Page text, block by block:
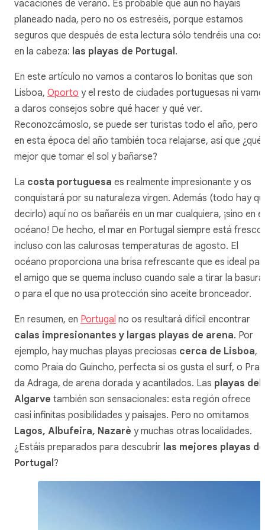
vacaciones de verano. Es probable que aún no hayáis
planeado nada, pero no os estreséis, porque estamos
seguros que después de esta lectura sólo tendréis una
en la cabeza: las playas de Portugal .
En este artículo no vamos a contaros lo bonitas que son
Lisboa, Oporto y el resto de ciudades portuguesas ni
a daros consejos sobre qué hacer y qué ver.
Reconozcámoslo, se puede ser turistas todo el año, pero
en esta época del año también toca relajarse, así que ¿qué
mejor que tomar el sol y bañarse?
La costa portuguesa es realmente impresionante y os
conquistará por su naturaleza virgen. Además (todo hay
decirlo) aquí no os bañaréis en un mar cualquiera, ¡sino en el
océano! De hecho, el mar en Portugal siempre está fresco,
incluso con las calurosas temperaturas de agosto. El
océano proporciona una brisa refrescante que es ideal
el amigo que se quema incluso cuando sale a tirar la basura
o para el que no usa protección sino aceite bronceador.
En resumen, en Portugal no os resultará difícil encontrar
calas impresionantes y largas playas de arena. Por
ejemplo, hay muchas playas preciosas cerca de Lisboa,
como Praia do Guincho, perfecta si os gusta el surf, o
da Adraga, de arena dorada y acantilados. Las playas del
Algarve también son sensacionales: esta región ofrece
casi infinitas posibilidades y paisajes. Pero no omitamos
Lagos, Albufeira, Nazarè y muchas otras localidades.
¿Estáis preparados para descubrir las mejores playas de
Portugal ?